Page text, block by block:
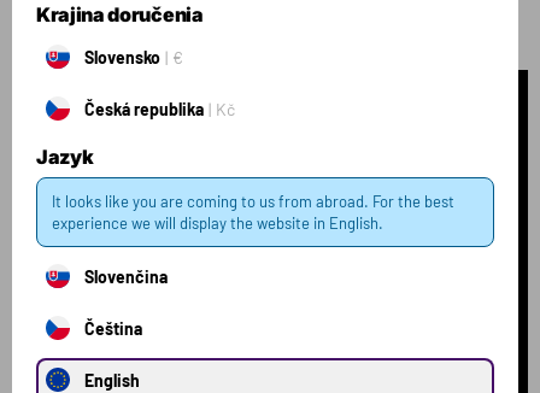
Krajina doručenia
Slovensko €
Česká republika Kč
Jazyk
It looks like you are coming to us from abroad. For the best
experience we will display the website in English.
Slovenčina
Čeština
English